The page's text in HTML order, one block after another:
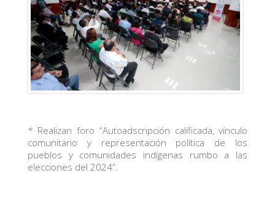
* Realizan foro “Autoadscripción calificada, vínculo
comunitario y representación política de los
pueblos y comunidades indígenas rumbo a las
elecciones del 2024”.